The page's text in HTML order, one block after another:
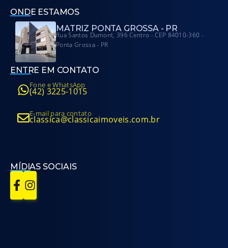
ONDE ESTAMOS
MATRIZ PONTA GROSSA - PR
Rua Santos Dumont, 396 Centro - CEP 84010-360 -
Ponta Grossa - PR
ENTRE EM CONTATO
Fone e WhatsApp
(42) 3225-1015
E-mail para contato
classica@classicaimoveis.com.br
MÍDIAS SOCIAIS